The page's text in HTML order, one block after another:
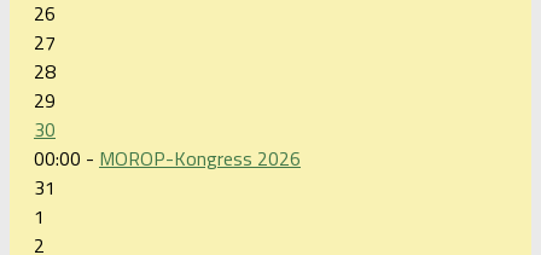
26
27
28
29
30
00:00 - MOROP-Kongress 2026
31
1
2